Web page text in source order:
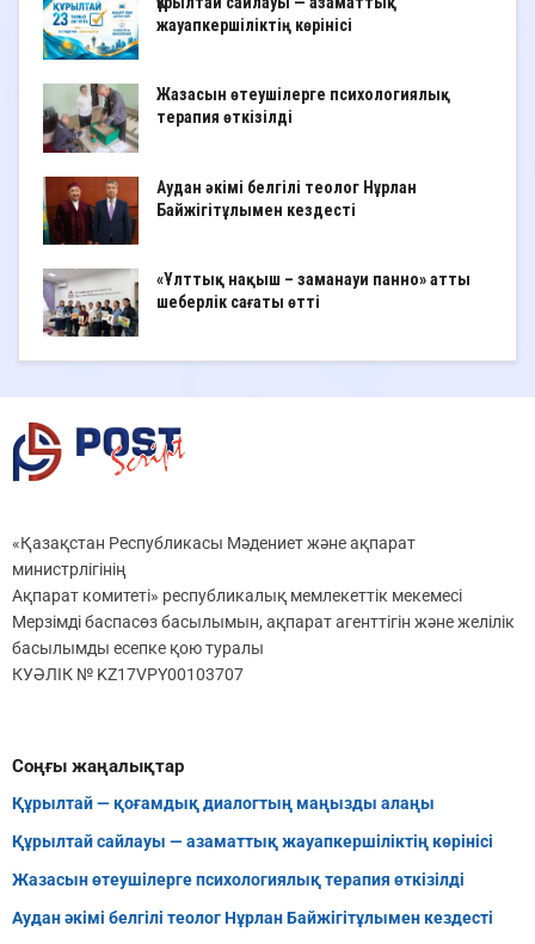
жауапкершіліктің көрінісі
Жазасын өтеушілерге психологиялық
терапия өткізілді
Аудан әкімі белгілі теолог Нұрлан
Байжігітұлымен кездесті
«Ұлттық нақыш – заманауи панно» атты
шеберлік сағаты өтті
«Қазақстан Республикасы Мәдениет және ақпарат
министрлігінің
Ақпарат комитеті» республикалық мемлекеттік мекемесі
Мерзімді баспасөз басылымын, ақпарат агенттігін және желілік
басылымды есепке қою туралы
КУӘЛІК № KZ17VPY00103707
Соңғы жаңалықтар
Құрылтай — қоғамдық диалогтың маңызды алаңы
Құрылтай сайлауы — азаматтық жауапкершіліктің көрінісі
Жазасын өтеушілерге психологиялық терапия өткізілді
Аудан әкімі белгілі теолог Нұрлан Байжігітұлымен кездесті